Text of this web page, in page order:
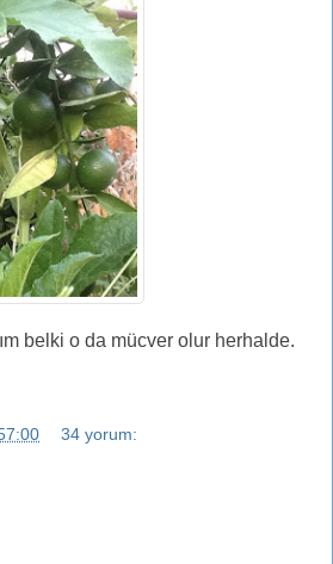
belki o da mücver olur herhalde.
34 yorum: